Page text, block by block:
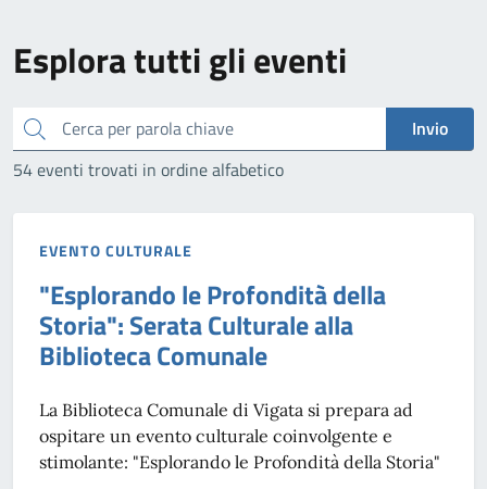
Esplora tutti gli eventi
Cerca
Invio
54 eventi trovati in ordine alfabetico
EVENTO CULTURALE
"Esplorando le Profondità della
Storia": Serata Culturale alla
Biblioteca Comunale
La Biblioteca Comunale di Vigata si prepara ad
ospitare un evento culturale coinvolgente e
stimolante: "Esplorando le Profondità della Storia"